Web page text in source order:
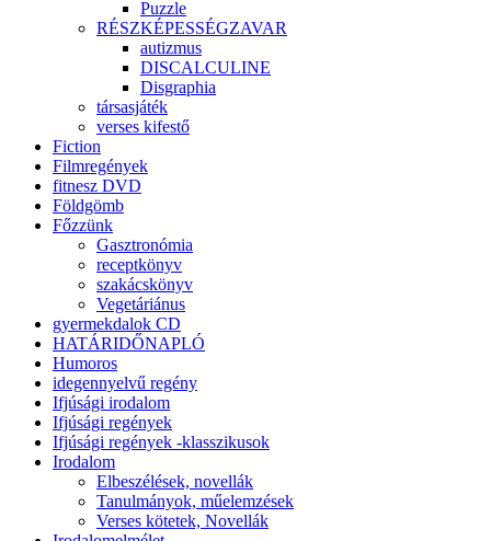
Puzzle
RÉSZKÉPESSÉGZAVAR
autizmus
DISCALCULINE
Disgraphia
társasjáték
verses kifestő
Fiction
Filmregények
fitnesz DVD
Földgömb
Főzzünk
Gasztronómia
receptkönyv
szakácskönyv
Vegetáriánus
gyermekdalok CD
HATÁRIDŐNAPLÓ
Humoros
idegennyelvű regény
Ifjúsági irodalom
Ifjúsági regények
Ifjúsági regények -klasszikusok
Irodalom
Elbeszélések, novellák
Tanulmányok, műelemzések
Verses kötetek, Novellák